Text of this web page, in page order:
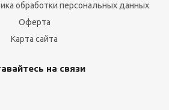
обработки персональных данных
Оферта
Карта сайта
на связи